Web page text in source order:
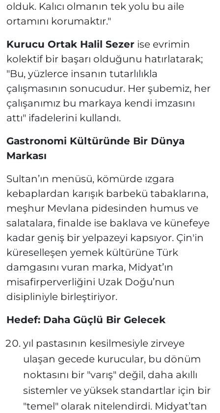
olduk. Kalıcı olmanın tek yolu bu aile
ortamını korumaktır."
Kurucu Ortak Halil Sezerise evrimin
kolektif bir başarı olduğunu hatırlatarak;
"Bu, yüzlerce insanın tutarlılıkla
çalışmasının sonucudur. Her şubemiz, her
çalışanımız bu markaya kendi imzasını
attı" ifadelerini kullandı.
Gastronomi Kültüründe Bir Dünya
Markası
Sultan’ın menüsü, kömürde ızgara
kebaplardan karışık barbekü tabaklarına,
meşhur Mevlana pidesinden humus ve
salatalara, finalde ise baklava ve künefeye
kadar geniş bir yelpazeyi kapsıyor. Çin'in
küreselleşen yemek kültürüne Türk
damgasını vuran marka, Midyat’ın
misafirperverliğini Uzak Doğu’nun
disipliniyle birleştiriyor.
Hedef: Daha Güçlü Bir Gelecek
yıl pastasının kesilmesiyle zirveye
ulaşan gecede kurucular, bu dönüm
noktasını bir "varış" değil, daha akıllı
sistemler ve yüksek standartlar için bir
"temel" olarak nitelendirdi. Midyat’tan